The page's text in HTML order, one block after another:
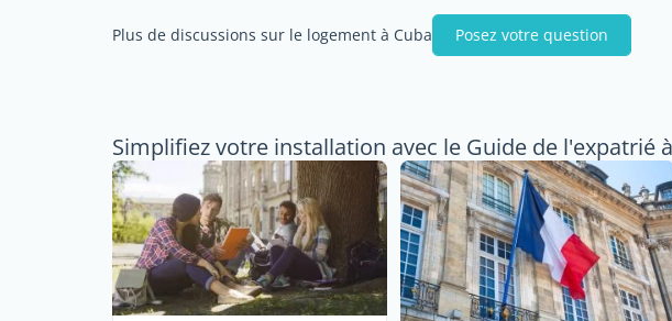
Plus de discussions sur le logement à Cuba Posez votre question
Simplifiez votre installation avec le Guide de l'expatrié